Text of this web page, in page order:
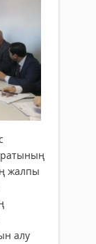
жалпы
алу